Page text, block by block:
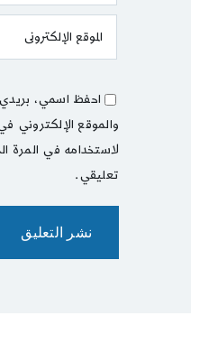
احفظ اسمي، بريدي
والموقع الإلكتروني
لاستخدامه في المرة
تعليقي.